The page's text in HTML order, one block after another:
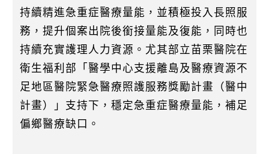
持續精進急重症醫療量能，並積極投入長照服
務，提升個案出院後銜接量能及復能，同時也
持續充實護理人力資源。尤其部立苗栗醫院在
衛生福利部「醫學中心支援離島及醫療資源不
足地區醫院緊急醫療照護服務獎勵計畫（醫中
計畫）」支持下，穩定急重症醫療量能，補足
偏鄉醫療缺口。